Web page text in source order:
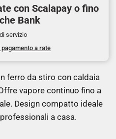
con Scalapay o fino
Bank
servizio
a rate
ferro da stiro con caldaia
vapore continuo fino a
Design compatto ideale
a casa.